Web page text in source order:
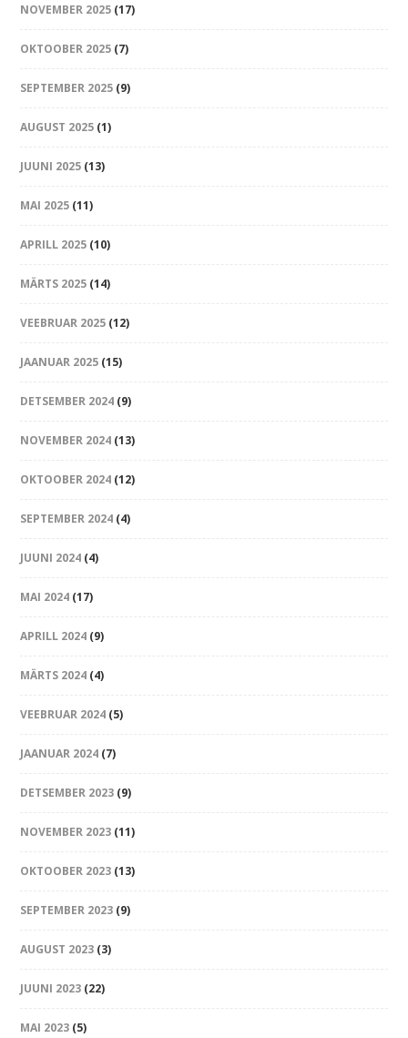
NOVEMBER 2025 (17)
OKTOOBER 2025 (7)
SEPTEMBER 2025 (9)
AUGUST 2025 (1)
JUUNI 2025 (13)
MAI 2025 (11)
APRILL 2025 (10)
MÄRTS 2025 (14)
VEEBRUAR 2025 (12)
JAANUAR 2025 (15)
DETSEMBER 2024 (9)
NOVEMBER 2024 (13)
OKTOOBER 2024 (12)
SEPTEMBER 2024 (4)
JUUNI 2024 (4)
MAI 2024 (17)
APRILL 2024 (9)
MÄRTS 2024 (4)
VEEBRUAR 2024 (5)
JAANUAR 2024 (7)
DETSEMBER 2023 (9)
NOVEMBER 2023 (11)
OKTOOBER 2023 (13)
SEPTEMBER 2023 (9)
AUGUST 2023 (3)
JUUNI 2023 (22)
MAI 2023 (5)